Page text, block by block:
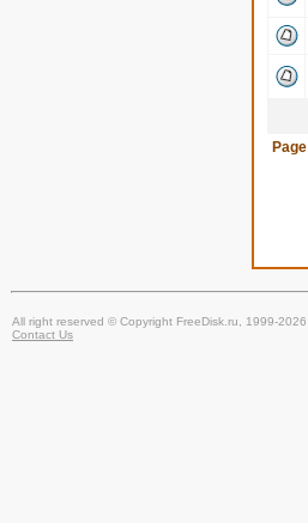
Page
All right reserved © Copyright FreeDisk.ru, 1999-2026
Contact Us